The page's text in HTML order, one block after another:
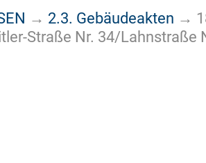
→ 2.3. Gebäudeakten →
Straße Nr. 34/Lahnstraße